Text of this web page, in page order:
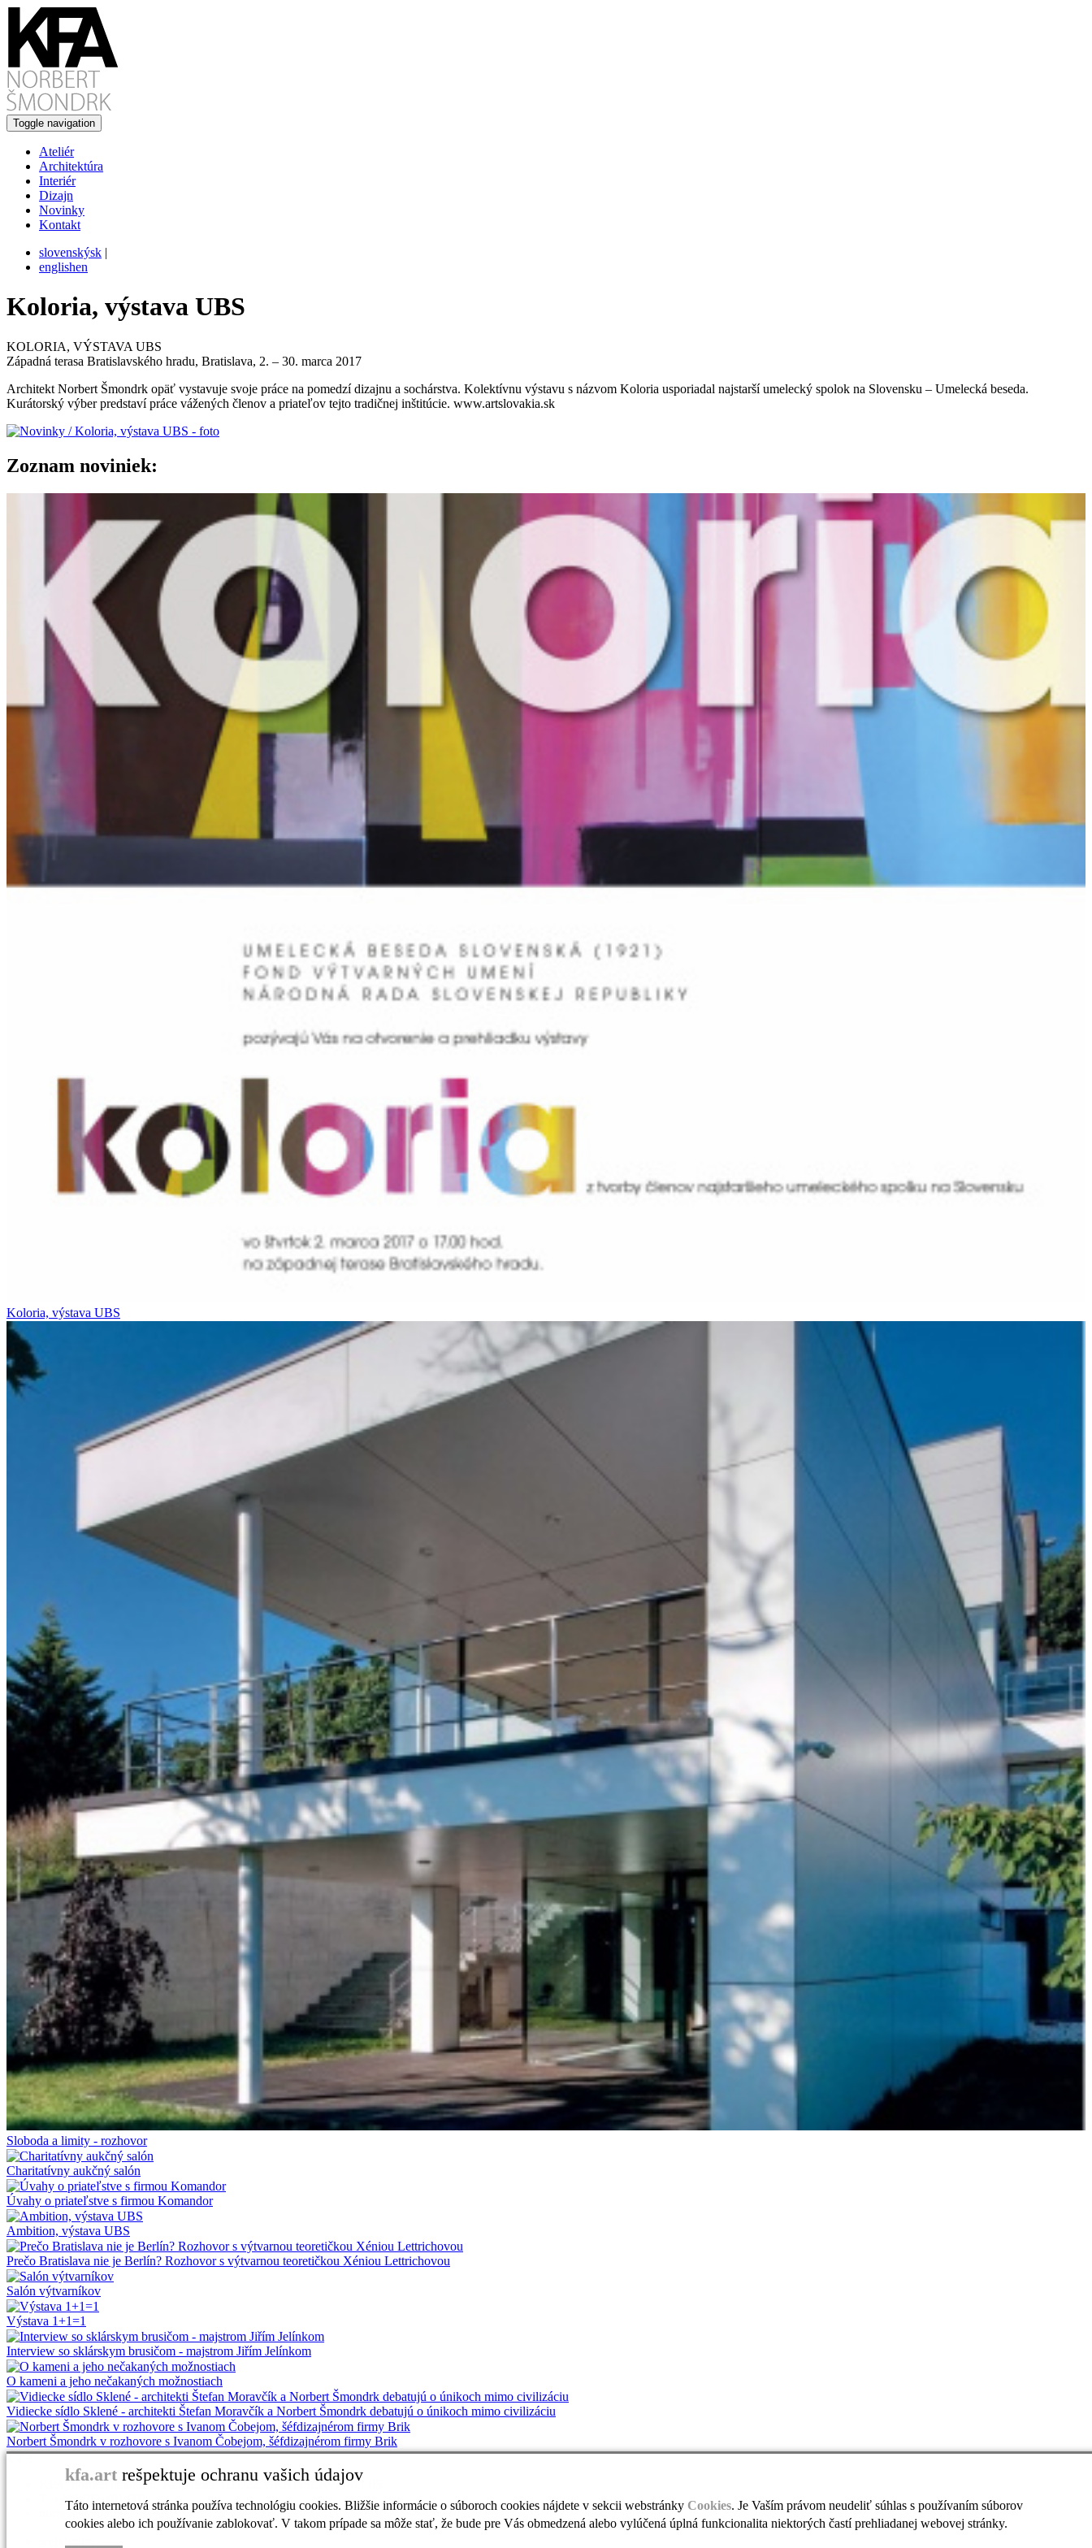
kfa.art rešpektuje ochranu vašich údajov
Táto internetová stránka používa technológiu cookies. Bližšie informácie o súboroch cookies nájdete v sekcii webstránky Cookies. Je Vaším právom neudeliť súhlas s používaním súborov
cookies alebo ich používanie zablokovať. V takom prípade sa môže stať, že bude pre Vás obmedzená alebo vylúčená úplná funkcionalita niektorých častí prehliadanej webovej stránky.
Toggle navigation
Ateliér
Architektúra
Interiér
Dizajn
Novinky
Kontakt
slovenskýsk |
englishen
Koloria, výstava UBS
KOLORIA, VÝSTAVA UBS
Západná terasa Bratislavského hradu, Bratislava, 2. – 30. marca 2017
Architekt Norbert Šmondrk opäť vystavuje svoje práce na pomedzí dizajnu a sochárstva. Kolektívnu výstavu s názvom Koloria usporiadal najstarší umelecký spolok na Slovensku – Umelecká beseda.
Kurátorský výber predstaví práce vážených členov a priateľov tejto tradičnej inštitúcie. www.artslovakia.sk
Zoznam noviniek:
Koloria, výstava UBS
Sloboda a limity - rozhovor
Charitatívny aukčný salón
Úvahy o priateľstve s firmou Komandor
Ambition, výstava UBS
Prečo Bratislava nie je Berlín? Rozhovor s výtvarnou teoretičkou Xéniou Lettrichovou
Salón výtvarníkov
Výstava 1+1=1
Interview so sklárskym brusičom - majstrom Jiřím Jelínkom
O kameni a jeho nečakaných možnostiach
Vidiecke sídlo Sklené - architekti Štefan Moravčík a Norbert Šmondrk debatujú o únikoch mimo civilizáciu
Norbert Šmondrk v rozhovore s Ivanom Čobejom, šéfdizajnérom firmy Brik
1 2 >
KFA_norbert šmondrk, Karpatská 3111/22, BRATISLAVA 811 05
+421 911 401 601
norbert.smondrk@kfa.art